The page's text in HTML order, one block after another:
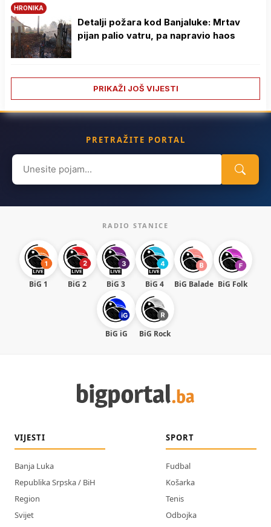
HRONIKA
Detalji požara kod Banjaluke: Mrtav
pijan palio vatru, pa napravio haos
PRIKAŽI JOŠ VIJESTI
PRETRAŽITE PORTAL
Search
for:
RADIO STANICE
BiG 1 BiG 2 BiG 3 BiG 4 BiG Balade BiG Folk
BiG iG BiG Rock
VIJESTI
Banja Luka
Republika Srpska / BiH
Region
Svijet
SPORT
Fudbal
Košarka
Tenis
Odbojka